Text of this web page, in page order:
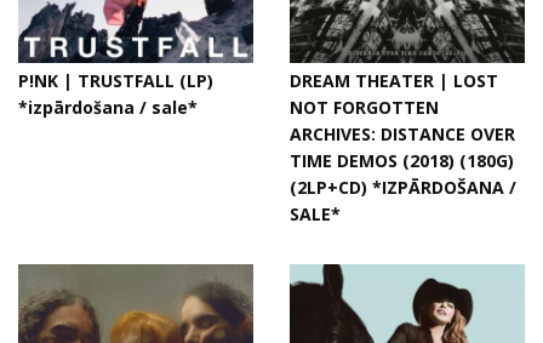
P!NK | TRUSTFALL (LP)
*izpārdošana / sale*
DREAM THEATER | LOST
NOT FORGOTTEN
ARCHIVES: DISTANCE OVER
TIME DEMOS (2018) (180G)
(2LP+CD) *IZPĀRDOŠANA /
SALE*